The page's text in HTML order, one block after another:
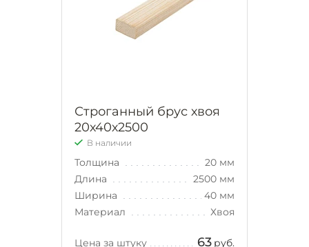
Строганный брус хвоя
20х40х2500
В наличии
Толщина
20 мм
Длина
2500 мм
Ширина
40 мм
Материал
Хвоя
Цена за штуку 63 руб.